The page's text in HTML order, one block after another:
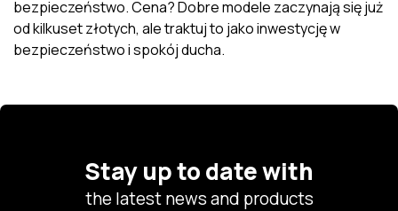
bezpieczeństwo. Cena? Dobre modele zaczynają się już
od kilkuset złotych, ale traktuj to jako inwestycję w
bezpieczeństwo i spokój ducha.
Stay up to date with
the latest news and products